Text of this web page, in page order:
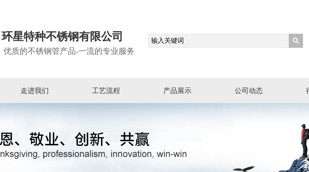
环星特种不锈钢有限公司
优质的不锈钢管产品-一流的专业服务
走进我们 工艺流程 产品展示 公司动态